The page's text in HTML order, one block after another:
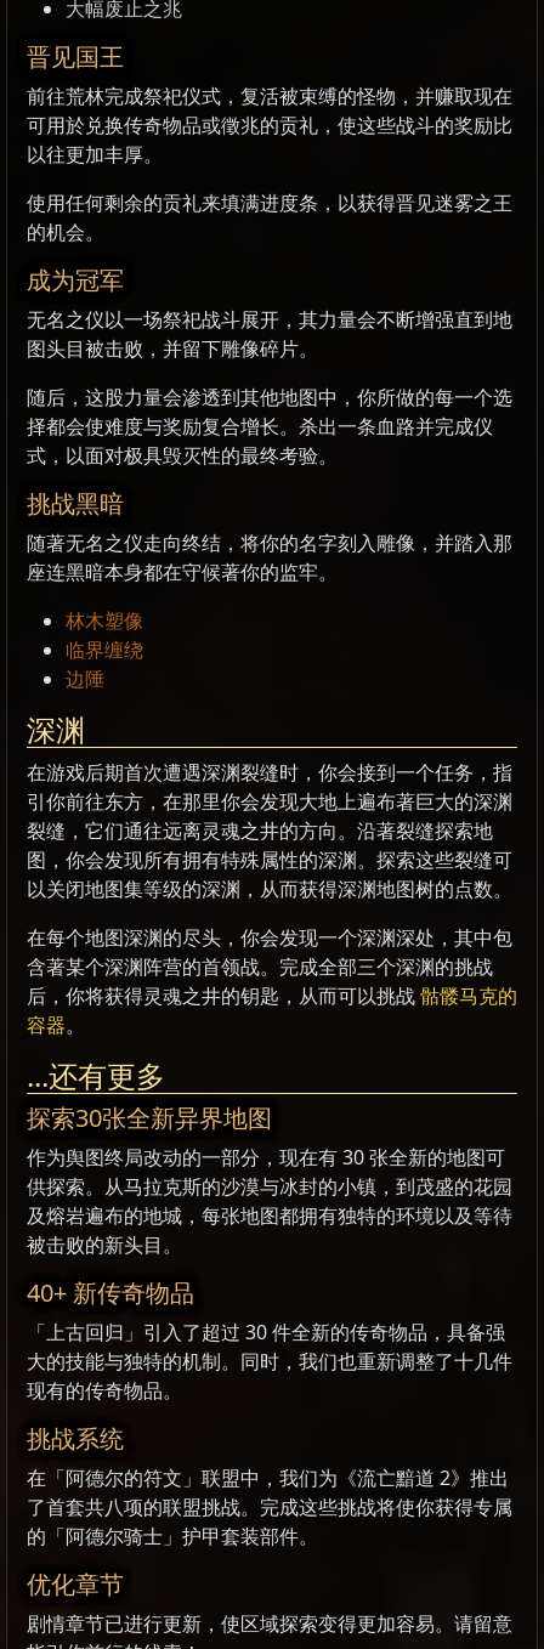
大幅废止之兆
晋见国王
前往荒林完成祭祀仪式，复活被束缚的怪物，并赚取现在
可用於兑换传奇物品或徵兆的贡礼，使这些战斗的奖励比
以往更加丰厚。
使用任何剩余的贡礼来填满进度条，以获得晋见迷雾之王
的机会。
成为冠军
无名之仪以一场祭祀战斗展开，其力量会不断增强直到地
图头目被击败，并留下雕像碎片。
随后，这股力量会渗透到其他地图中，你所做的每一个选
择都会使难度与奖励复合增长。杀出一条血路并完成仪
式，以面对极具毁灭性的最终考验。
挑战黑暗
随著无名之仪走向终结，将你的名字刻入雕像，并踏入那
座连黑暗本身都在守候著你的监牢。
林木塑像
临界缠绕
边陲
深渊
在游戏后期首次遭遇深渊裂缝时，你会接到一个任务，指
引你前往东方，在那里你会发现大地上遍布著巨大的深渊
裂缝，它们通往远离灵魂之井的方向。沿著裂缝探索地
图，你会发现所有拥有特殊属性的深渊。探索这些裂缝可
以关闭地图集等级的深渊，从而获得深渊地图树的点数。
在每个地图深渊的尽头，你会发现一个深渊深处，其中包
含著某个深渊阵营的首领战。完成全部三个深渊的挑战
后，你将获得灵魂之井的钥匙，从而可以挑战骷髅马克的
容器。
...还有更多
探索30张全新异界地图
作为舆图终局改动的一部分，现在有 30 张全新的地图可
供探索。从马拉克斯的沙漠与冰封的小镇，到茂盛的花园
及熔岩遍布的地城，每张地图都拥有独特的环境以及等待
被击败的新头目。
40+ 新传奇物品
「上古回归」引入了超过 30 件全新的传奇物品，具备强
大的技能与独特的机制。同时，我们也重新调整了十几件
现有的传奇物品。
挑战系统
在「阿德尔的符文」联盟中，我们为《流亡黯道 2》推出
了首套共八项的联盟挑战。完成这些挑战将使你获得专属
的「阿德尔骑士」护甲套装部件。
优化章节
剧情章节已进行更新，使区域探索变得更加容易。请留意